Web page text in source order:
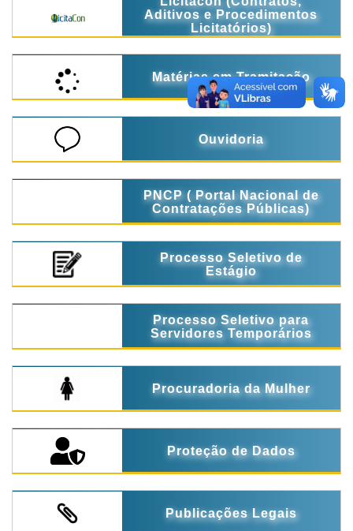
Aditivos e Procedimentos
Licitatórios)
Matérias em Tramitação
Ouvidoria
PNCP ( Portal Nacional de
Contratações Públicas)
Processo Seletivo de
Estágio
Processo Seletivo para
Servidores Temporários
Procuradoria da Mulher
Proteção de Dados
Publicações Legais